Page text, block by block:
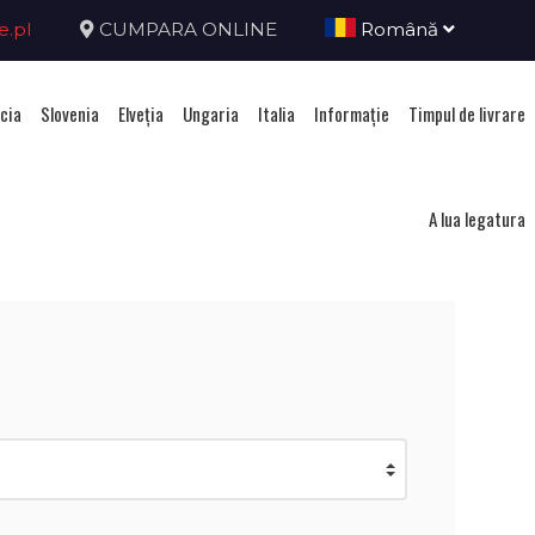
CUMPARA ONLINE Română
Slovenia Elveţia Ungaria Italia Informație Timpul de livrare
A lua legatura